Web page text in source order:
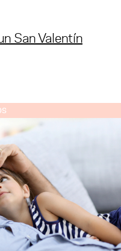
San Valentín